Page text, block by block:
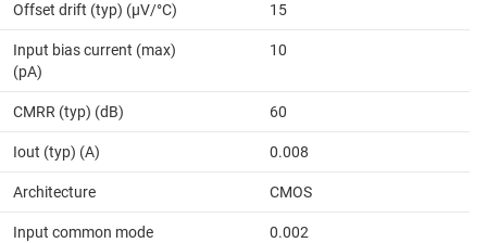
Offset drift (typ) (µV/°C) 15
Input bias current (max)
(pA)
10
CMRR (typ) (dB) 60
Iout (typ) (A) 0.008
Architecture CMOS
Input common mode
0.002